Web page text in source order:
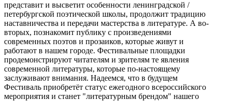
представит и высветит особенности ленинградской /
петербургской поэтической школы, продолжит традицию
наставничества и передачи мастерства в литературе. А во-
вторых, познакомит публику с произведениями
современных поэтов и прозаиков, которые живут и
работают в нашем городе. Фестивальные площадки
продемонстрируют читателям и зрителям те явления
современной литературы, которые по-настоящему
заслуживают внимания. Надеемся, что в будущем
Фестиваль приобретёт статус ежегодного всероссийского
мероприятия и станет "литературным брендом" нашего